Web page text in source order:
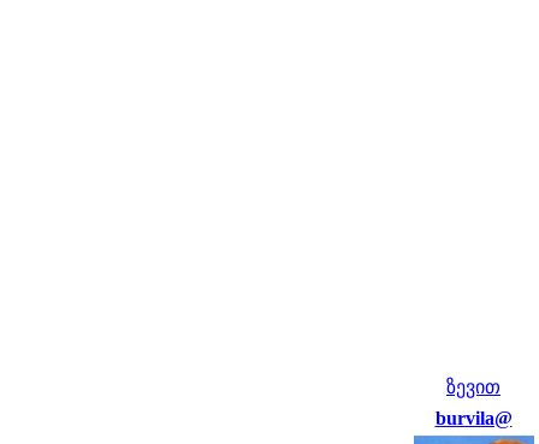
ზევით
burvila@